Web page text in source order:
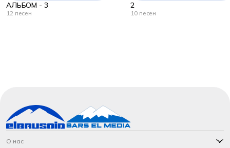
АЛЬБОМ - 3
12 песен
2
10 песен
О нас